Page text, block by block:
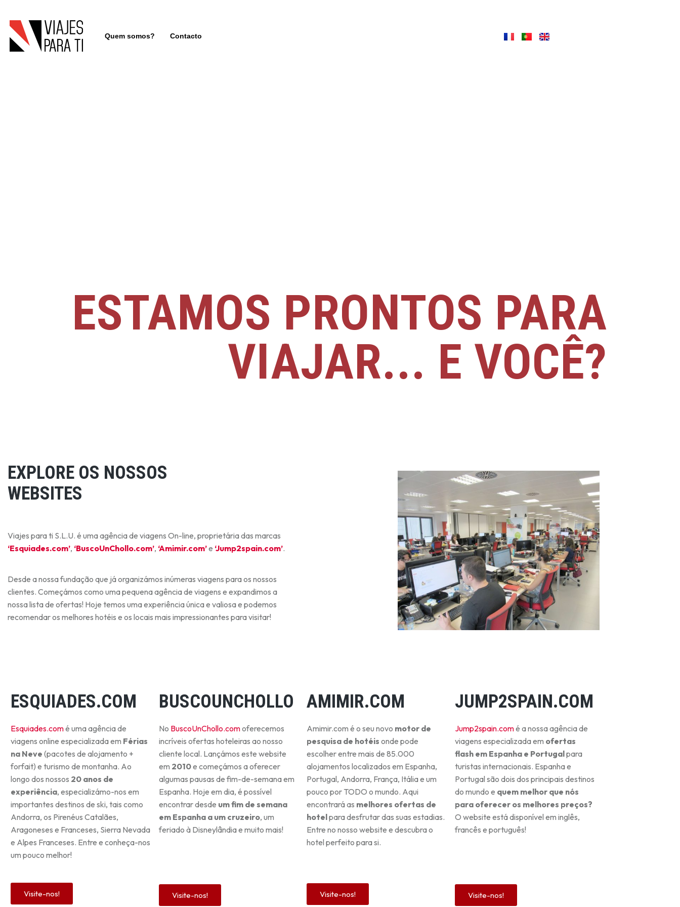
Quem somos? Contacto
ESTAMOS PRONTOS PARA
VIAJAR... E VOCÊ?
EXPLORE OS NOSSOS
WEBSITES
Viajes para ti S.L.U. é uma agência de viagens On-line, proprietária das marcas
‘Esquiades.com’, ‘BuscoUnChollo.com’, ‘Amimir.com’e ‘Jump2spain.com’.
Desde a nossa fundação que já organizámos inúmeras viagens para os nossos
clientes. Começámos como uma pequena agência de viagens e expandimos a
nossa lista de ofertas! Hoje temos uma experiência única e valiosa e podemos
recomendar os melhores hotéis e os locais mais impressionantes para visitar!
ESQUIADES.COM
Esquiades.comé uma agência de
viagens online especializada em Férias
na Neve (pacotes de alojamento +
forfait) e turismo de montanha. Ao
longo dos nossos 20 anos de
experiência, especializámo-nos em
importantes destinos de ski, tais como
Andorra, os Pirenéus Catalães,
Aragoneses e Franceses, Sierra Nevada
e Alpes Franceses. Entre e conheça-nos
um pouco melhor!
Visite-nos!
BUSCOUNCHOLLO
No BuscoUnChollo.comoferecemos
incríveis ofertas hoteleiras ao nosso
cliente local. Lançámos este website
em 2010e começámos a oferecer
algumas pausas de fim-de-semana em
Espanha. Hoje em dia, é possível
encontrar desde um fim de semana
em Espanha a um cruzeiro, um
feriado à Disneylândia e muito mais!
Visite-nos!
AMIMIR.COM
Amimir.com é o seu novo motor de
pesquisa de hotéis onde pode
escolher entre mais de 85.000
alojamentos localizados em Espanha,
Portugal, Andorra, França, Itália e um
pouco por TODO o mundo. Aqui
encontrará as melhores ofertas de
hotelpara desfrutar das suas estadias.
Entre no nosso website e descubra o
hotel perfeito para si.
Visite-nos!
JUMP2SPAIN.COM
Jump2spain.comé a nossa agência de
viagens especializada em ofertas
flash em Espanha e Portugalpara
turistas internacionais. Espanha e
Portugal são dois dos principais destinos
do mundo e quem melhor que nós
para oferecer os melhores preços?
O website está disponível em inglês,
francês e português!
Visite-nos!